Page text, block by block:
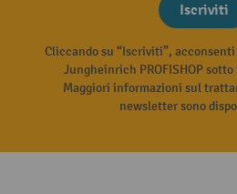
Iscriviti
Cliccando su “Iscriviti”,
Jungheinrich PROFISHOP
Maggiori informazioni sul
newsletter sono